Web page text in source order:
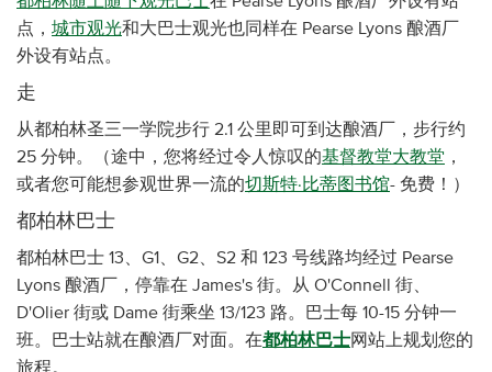
点， 城市观光和大巴士观光也同样在 Pearse Lyons 酿酒厂
外设有站点。
走
从都柏林圣三一学院步行 2.1 公里即可到达酿酒厂，步行约
25 分钟。（途中，您将经过令人惊叹的基督教堂大教堂 ，
或者您可能想参观世界一流的切斯特·比蒂图书馆- 免费！）
都柏林巴士
都柏林巴士 13、G1、G2、S2 和 123 号线路均经过 Pearse
Lyons 酿酒厂，停靠在 James's 街。从 O'Connell 街、
D'Olier 街或 Dame 街乘坐 13/123 路。巴士每 10-15 分钟一
班。巴士站就在酿酒厂对面。在都柏林巴士网站上规划您的
旅程。